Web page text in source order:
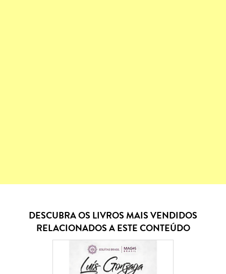
DESCUBRA OS LIVROS MAIS VENDIDOS
RELACIONADOS A ESTE CONTEÚDO